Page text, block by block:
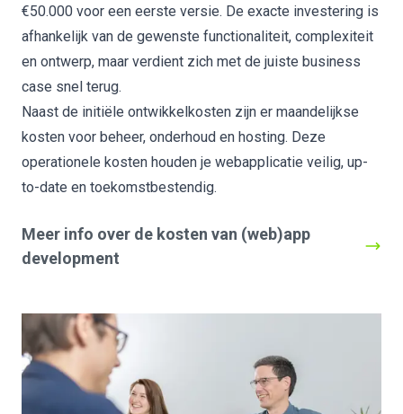
€50.000 voor een eerste versie. De exacte investering is
afhankelijk van de gewenste functionaliteit, complexiteit
en ontwerp, maar verdient zich met de juiste business
case snel terug.
Naast de initiële ontwikkelkosten zijn er maandelijkse
kosten voor beheer, onderhoud en hosting. Deze
operationele kosten houden je webapplicatie veilig, up-
to-date en toekomstbestendig.
Meer info over de kosten van (web)app
development